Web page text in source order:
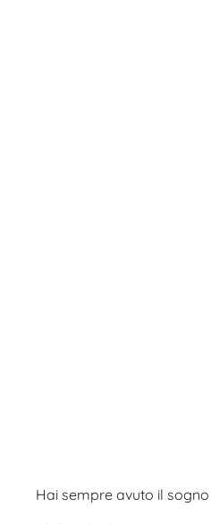
Hai sempre avuto il